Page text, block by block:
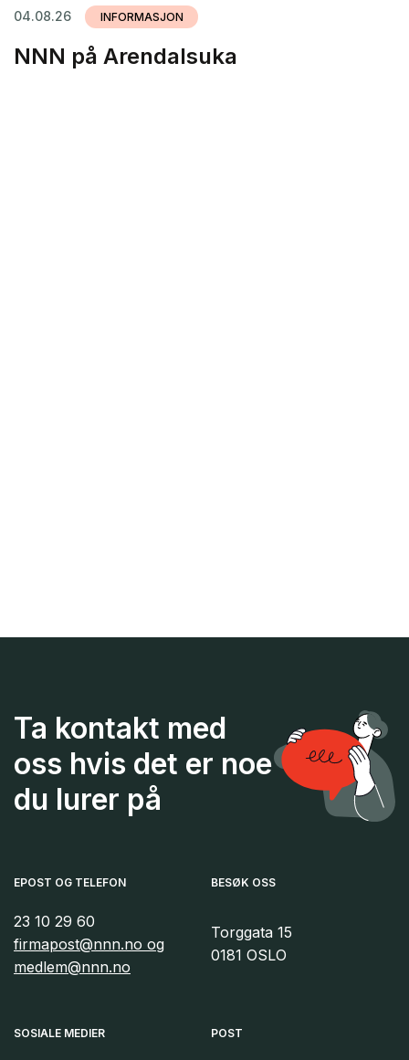
04.08.26 INFORMASJON
NNN på Arendalsuka
Ta kontakt med
oss hvis det er noe
du lurer på
EPOST OG TELEFON
23 10 29 60
firmapost@nnn.no og
medlem@nnn.no
SOSIALE MEDIER
BESØK OSS
Torggata 15
0181 OSLO
POST